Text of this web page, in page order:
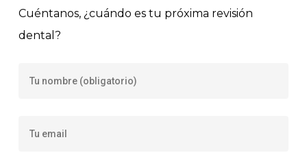
Cuéntanos, ¿cuándo es tu próxima revisión
dental?